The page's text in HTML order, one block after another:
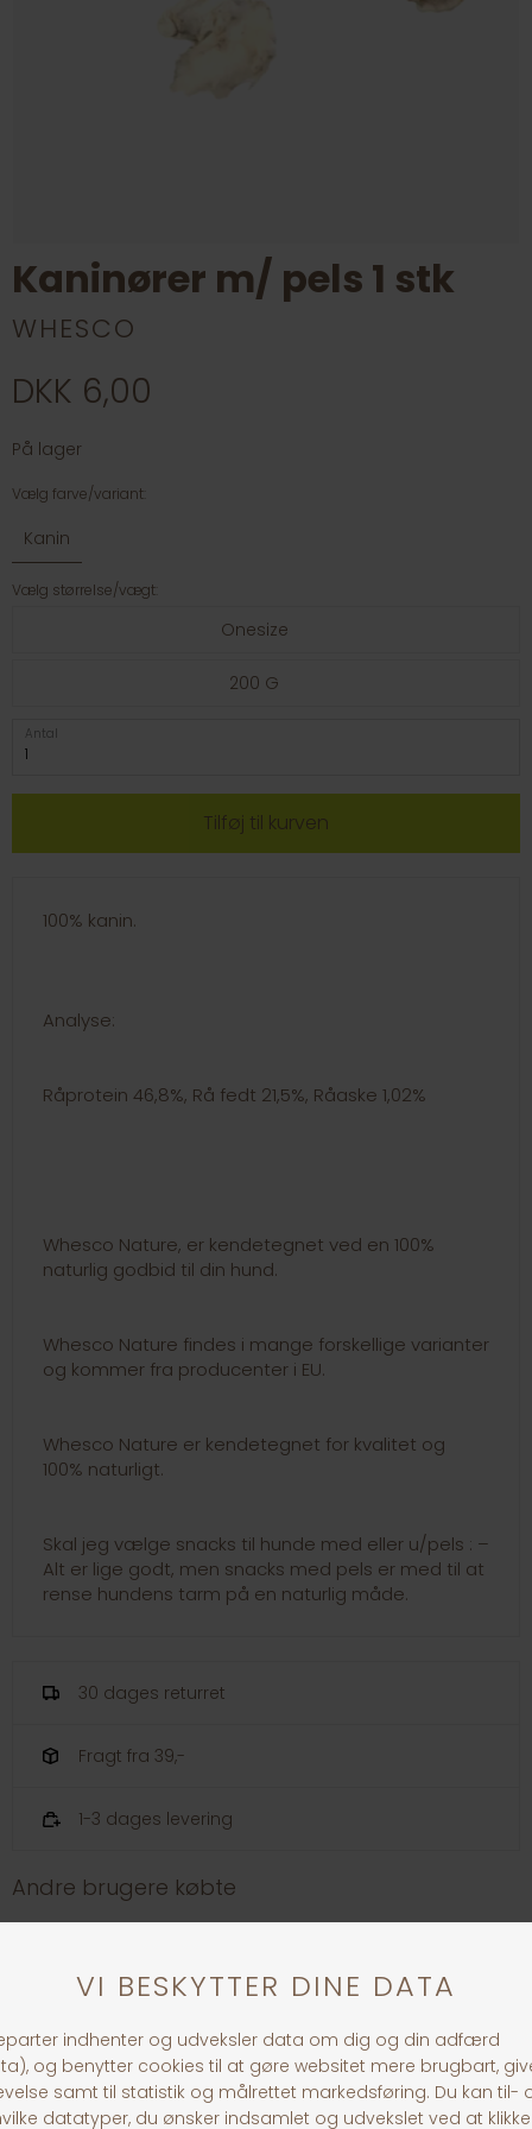
Kaninører m/ pels 1 stk
WHESCO
DKK 6,00
På lager
Vælg farve/variant:
Kanin
Vælg størrelse/vægt:
Onesize
200 G
Antal
100% kanin.
Analyse:
Råprotein 46,8%, Rå fedt 21,5%, Råaske 1,02%
Whesco Nature, er kendetegnet ved en 100%
naturlig godbid til din hund.
Whesco Nature findes i mange forskellige varianter
og kommer fra producenter i EU.
Whesco Nature er kendetegnet for kvalitet og
100% naturligt.
Skal jeg vælge snacks til hunde med eller u/pels : –
Alt er lige godt, men snacks med pels er med til at
rense hundens tarm på en naturlig måde.
30 dages returret
Fragt fra 39,-
1-3 dages levering
Andre brugere købte